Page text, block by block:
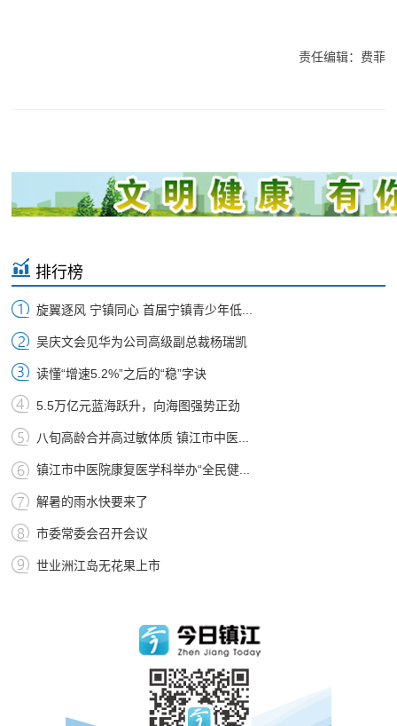
责任编辑：费菲
排行榜
旋翼逐风 宁镇同心 首届宁镇青少年低...
吴庆文会见华为公司高级副总裁杨瑞凯
读懂“增速5.2%”之后的“稳”字诀
5.5万亿元蓝海跃升，向海图强势正劲
八旬高龄合并高过敏体质 镇江市中医...
镇江市中医院康复医学科举办“全民健...
解暑的雨水快要来了
市委常委会召开会议
世业洲江岛无花果上市